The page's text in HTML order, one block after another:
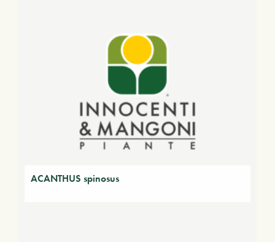
ACANTHUS spinosus